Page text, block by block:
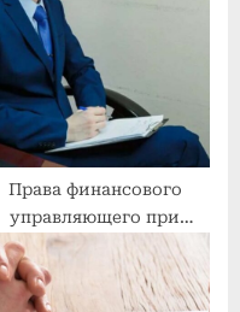
Права финансового
управляющего при
физических
лиц: обязанности,
полномочия, роль